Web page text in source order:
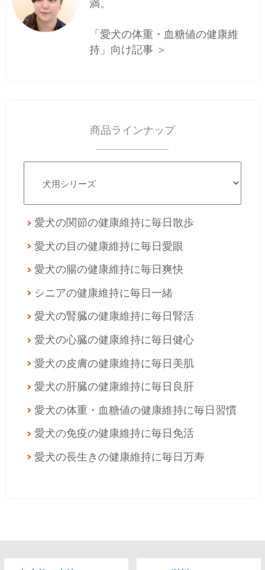
満。
「愛犬の体重・血糖値の健康維
持」向け記事 ＞
商品ラインナップ
愛犬の関節の健康維持に毎日散歩
愛犬の目の健康維持に毎日愛眼
愛犬の腸の健康維持に毎日爽快
シニアの健康維持に毎日一緒
愛犬の腎臓の健康維持に毎日腎活
愛犬の心臓の健康維持に毎日健心
愛犬の皮膚の健康維持に毎日美肌
愛犬の肝臓の健康維持に毎日良肝
愛犬の体重・血糖値の健康維持に毎日習慣
愛犬の免疫の健康維持に毎日免活
愛犬の長生きの健康維持に毎日万寿